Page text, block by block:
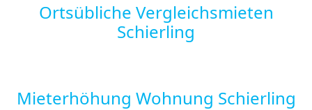
Ortsübliche Vergleichsmieten
Schierling
Mieterhöhung Wohnung Schierling